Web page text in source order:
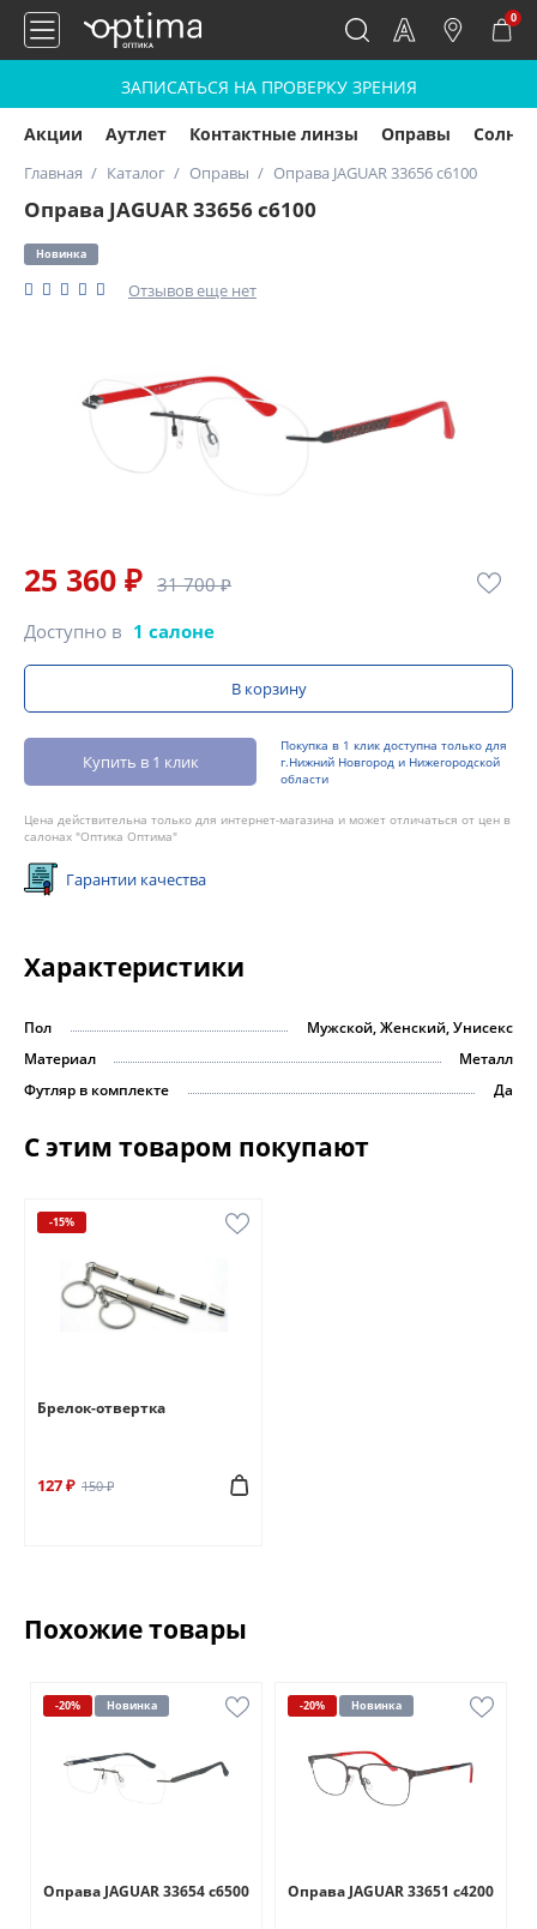
0
ЗАПИСАТЬСЯ НА ПРОВЕРКУ ЗРЕНИЯ
Акции Аутлет Контактные линзы Оправы
Главная Каталог Оправы Оправа JAGUAR 33656 c6100
Оправа JAGUAR 33656 c6100
Новинка
Отзывов еще нет
25 360 ₽ 31 700 ₽
Доступно в 1 салоне
В корзину
Купить в 1 клик
Покупка в 1 клик доступна только для
г.Нижний Новгород и Нижегородской
области
Цена действительна только для интернет-магазина и может отличаться от цен в
салонах "Оптика Оптима"
Гарантии качества
Характеристики
Пол
Мужской, Женский, Унисекс
Материал
Металл
Футляр в комплекте
Да
С этим товаром покупают
-15%
Брелок-отвертка
127 ₽ 150 ₽
Похожие товары
-20% Новинка
Оправа JAGUAR 33654 c6500
-20% Новинка
Оправа JAGUAR 33651 c4200